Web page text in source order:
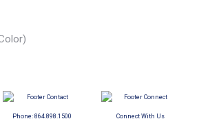
Phone: 864.898.1500 Connect With Us